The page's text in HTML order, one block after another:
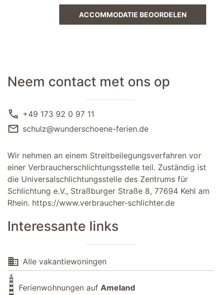
ACCOMMODATIE BEOORDELEN
Neem contact met ons op
call +49 173 92 0 97 11
mail schulz@wunderschoene-ferien.de
Wir nehmen an einem Streitbeilegungsverfahren vor
einer Verbraucherschlichtungsstelle teil. Zuständig ist
die Universalschlichtungsstelle des Zentrums für
Schlichtung e.V., Straßburger Straße 8, 77694 Kehl am
Rhein. https://www.verbraucher-schlichter.de
Interessante links
domain Alle vakantiewoningen
Ferienwohnungen auf Ameland